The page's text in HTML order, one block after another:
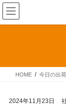
コ
ン
テ
ス
ナ
ビ
ゲ
ン
HOME 今日の出
2024年11月23日